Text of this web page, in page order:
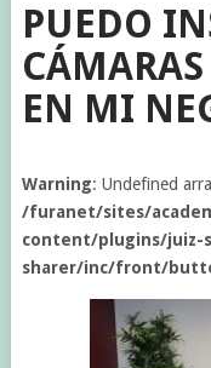
PUEDO
EN MI
Warning: Undefined
/furanet/sites/
content/plugins/juiz-
sharer/inc/front/